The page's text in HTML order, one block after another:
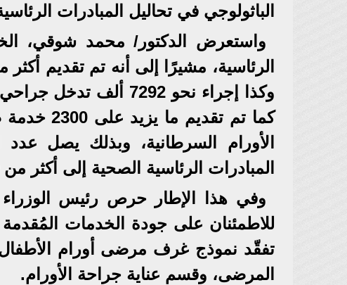
الباثولوجي في تحاليل المبادرات
واستعرض الدكتور/ محمد شوقي،
وكذا إجراء نحو 7292
كما تم
الأورام السرطانية، وبذلك يصل
المبادرات الرئاسية الصحية إلى أكثر من 39 ألفًا و500
وفي هذا الإطار حرص رئيس الوزراء
للاطمئنان على جودة الخدمات المُقدمة
تفقّد نموذج غرف مرضى أورام الأطفال
المرضى، وقسم عناية جراحة الأورام.